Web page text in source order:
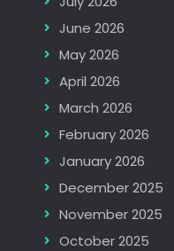
June 2026
May 2026
April 2026
March 2026
February 2026
January 2026
December 2025
November 2025
October 2025